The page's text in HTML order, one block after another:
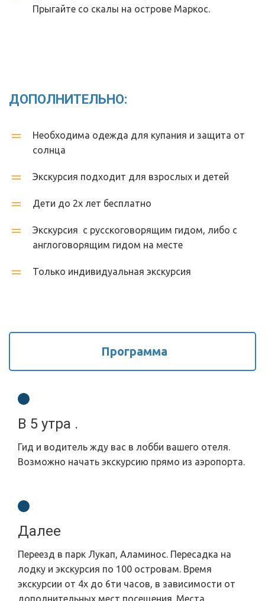
Прыгайте со скалы на острове Маркос.
ДОПОЛНИТЕЛЬНО:
Необходима одежда для купания и защита от
солнца
Экскурсия подходит для взрослых и детей
Дети до 2х лет бесплатно
Экскурсия  с русскоговорящим гидом, либо с
англоговорящим гидом на месте
Только индивидуальная экскурсия
Программа
В 5 утра .
Гид и водитель жду вас в лобби вашего отеля.
Возможно начать экскурсию прямо из аэропорта.
Далее
Переезд в парк Лукап, Аламинос. Пересадка на
лодку и экскурсия по 100 островам. Время
экскурсии от 4х до 6ти часов, в зависимости от
дополнительных мест посещения. Места